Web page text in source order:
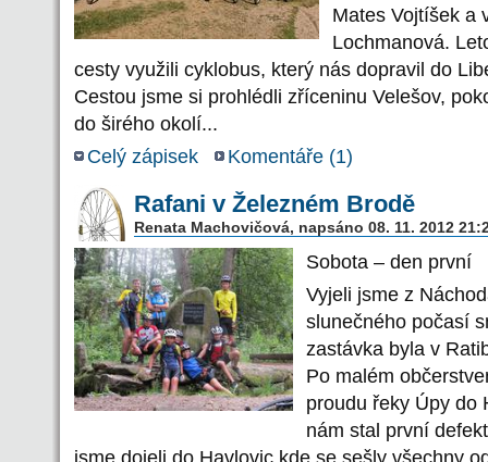
Mates Vojtíšek a
Lochmanová.
cesty využili cyklobus, který nás dopravil do
Cestou jsme si prohlédli zříceninu Velešov,
do širého okolí...
Celý zápisek
Komentáře (1)
Rafani v Železném Brodě
Renata Machovičová, napsáno 08. 11. 2012
Sobota – den první
Vyjeli jsme z
slunečného počasí
zastávka byla v
Po malém
proudu řeky Úpy do
nám stal první
jsme dojeli do Havlovic kde se sešly všechny